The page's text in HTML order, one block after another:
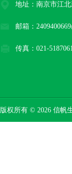
地址：南京市江北
邮箱：
传真：021-
版权所有 © 2026 信帆